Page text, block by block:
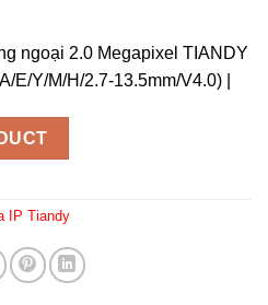
ngoại 2.0 Megapixel TIANDY
E/Y/M/H/2.7-13.5mm/V4.0) |
IP Tiandy